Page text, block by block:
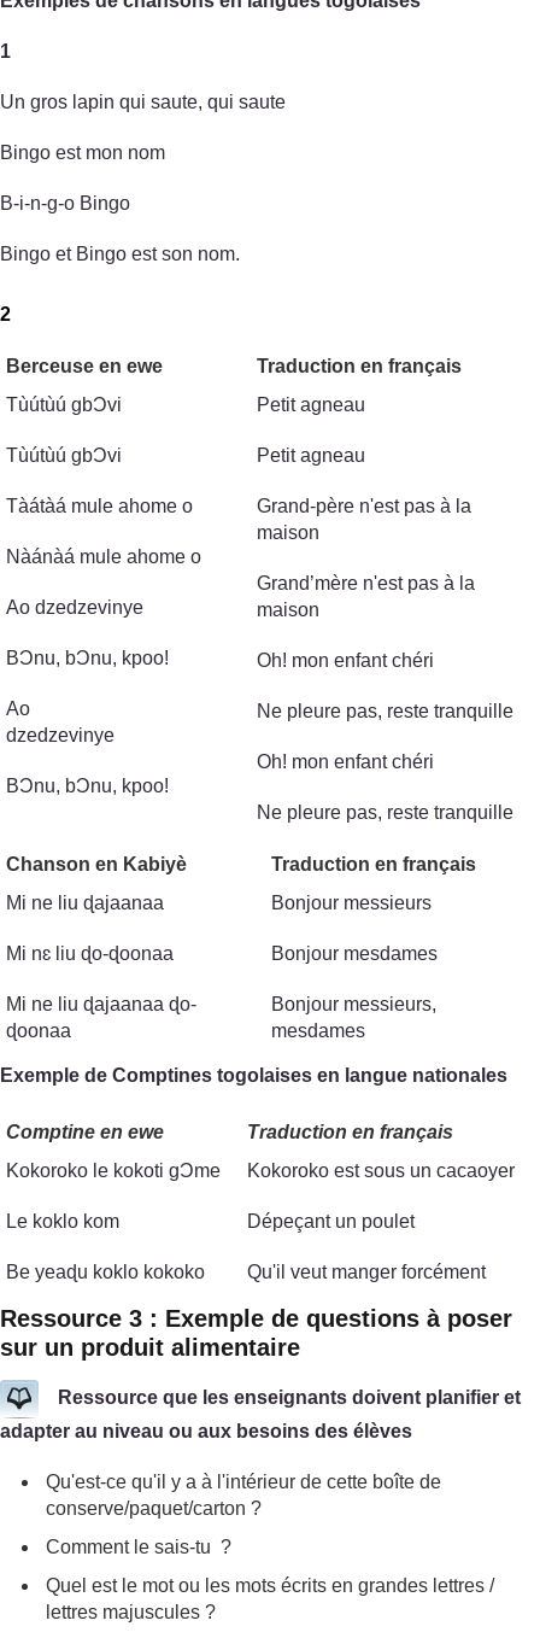
1
Un gros lapin qui saute, qui saute
Bingo est mon nom
B-i-n-g-o Bingo
Bingo et Bingo est son nom.
2
Berceuse en ewe
Traduction en français
Tùútùú gbϽvi
Tùútùú gbϽvi
Tàátàá mule ahome o
Nàánàá mule ahome o
Ao dzedzevinye
BϽnu, bϽnu, kpoo!
Ao
dzedzevinye
BϽnu, bϽnu, kpoo!
Petit agneau
Petit agneau
Grand-père n'est pas à la
maison
Grand’mère n'est pas à la
maison
Oh! mon enfant chéri
Ne pleure pas, reste tranquille
Oh! mon enfant chéri
Ne pleure pas, reste tranquille
Chanson en Kabiyè
Traduction en français
Mi ne liu ɖajaanaa
Mi nɛ liu ɖo-ɖoonaa
Mi ne liu ɖajaanaa ɖo-
ɖoonaa
Bonjour messieurs
Bonjour mesdames
Bonjour messieurs,
mesdames
Exemple de Comptines togolaises en langue nationales
Comptine en ewe
Traduction en français
Kokoroko le kokoti gϽme
Le koklo kom
Be yeaɖu koklo kokoko
Kokoroko est sous un cacaoyer
Dépeçant un poulet
Qu'il veut manger forcément
Ressource 3 : Exemple de questions à poser
sur un produit alimentaire
Ressource que les enseignants doivent planifier et
adapter au niveau ou aux besoins des élèves
Qu'est-ce qu'il y a à l'intérieur de cette boîte de
conserve/paquet/carton ?
Comment le sais-tu ?
Quel est le mot ou les mots écrits en grandes lettres /
lettres majuscules ?